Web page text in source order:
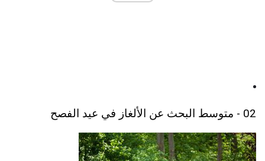
02 - متوسط ​​البحث عن الألغاز في عيد الفصح